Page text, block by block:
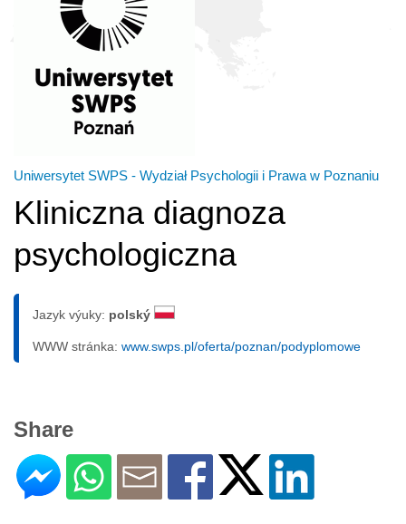
Uniwersytet SWPS - Wydział Psychologii i Prawa w Poznaniu
Kliniczna diagnoza
psychologiczna
Jazyk výuky: polský
WWW stránka: www.swps.pl/oferta/poznan/podyplomowe
Share